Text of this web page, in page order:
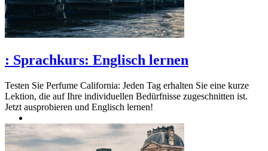
: Sprachkurs: Englisch lernen
Testen Sie Perfume California: Jeden Tag erhalten Sie eine kurze
Lektion, die auf Ihre individuellen Bedürfnisse zugeschnitten ist.
Jetzt ausprobieren und Englisch lernen!